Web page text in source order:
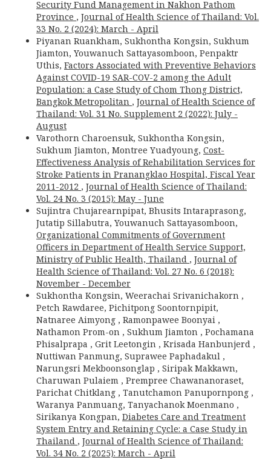
Security Fund Management in Nakhon Pathom
Province , Journal of Health Science of Thailand: Vol.
33 No. 2 (2024): March - April
Piyanan Ruankham, Sukhontha Kongsin, Sukhum
Jiamton, Youwanuch Sattayasomboon, Penpaktr
Uthis, Factors Associated with Preventive Behaviors
Against COVID-19 SAR-COV-2 among the Adult
Population: a Case Study of Chom Thong District,
Bangkok Metropolitan , Journal of Health Science of
Thailand: Vol. 31 No. Supplement 2 (2022): July -
August
Varothorn Charoensuk, Sukhontha Kongsin,
Sukhum Jiamton, Montree Yuadyoung, Cost-
Effectiveness Analysis of Rehabilitation Services for
Stroke Patients in Pranangklao Hospital, Fiscal Year
2011-2012 , Journal of Health Science of Thailand:
Vol. 24 No. 3 (2015): May - June
Sujintra Chujarearnpipat, Bhusits Intaraprasong,
Jutatip Sillabutra, Youwanuch Sattayasomboon,
Organizational Commitments of Government
Officers in Department of Health Service Support,
Ministry of Public Health, Thailand , Journal of
Health Science of Thailand: Vol. 27 No. 6 (2018):
November - December
Sukhontha Kongsin, Weerachai Srivanichakorn ,
Petch Rawdaree, Pichitpong Soontornpipit,
Natnaree Aimyong , Ramonpawee Boonyai ,
Nathamon Prom-on , Sukhum Jiamton , Pochamana
Phisalprapa , Grit Leetongin , Krisada Hanbunjerd ,
Nuttiwan Panmung, Suprawee Paphadakul ,
Narungsri Mekboonsonglap , Siripak Makkawn,
Charuwan Pulaiem , Prempree Chawananoraset,
Parichat Chitklang , Tanutchamon Panupornpong ,
Waranya Panmuang, Tanyachanok Moenmano ,
Sirikanya Kongpan, Diabetes Care and Treatment
System Entry and Retaining Cycle: a Case Study in
Thailand , Journal of Health Science of Thailand:
Vol. 34 No. 2 (2025): March - April